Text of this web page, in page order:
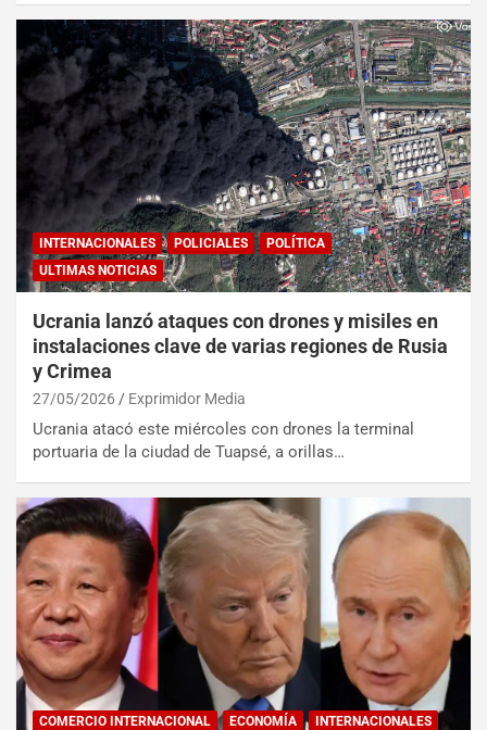
INTERNACIONALES POLICIALES
POLÍTICA
ULTIMAS NOTICIAS
Ucrania lanzó ataques con drones y misiles en
instalaciones clave de varias regiones de Rusia
y Crimea
27/05/2026 Exprimidor Media
Ucrania atacó este miércoles con drones la terminal
portuaria de la ciudad de Tuapsé, a orillas…
COMERCIO INTERNACIONAL ECONOMÍA INTERNACIONALES